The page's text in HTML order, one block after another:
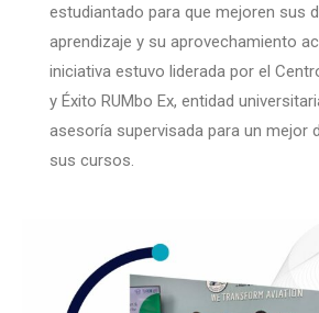
estudiantado para que mejoren sus
aprendizaje y su aprovechamiento
iniciativa estuvo liderada por el
y Éxito RUMbo Ex, entidad
asesoría supervisada para un mejor
sus cursos.